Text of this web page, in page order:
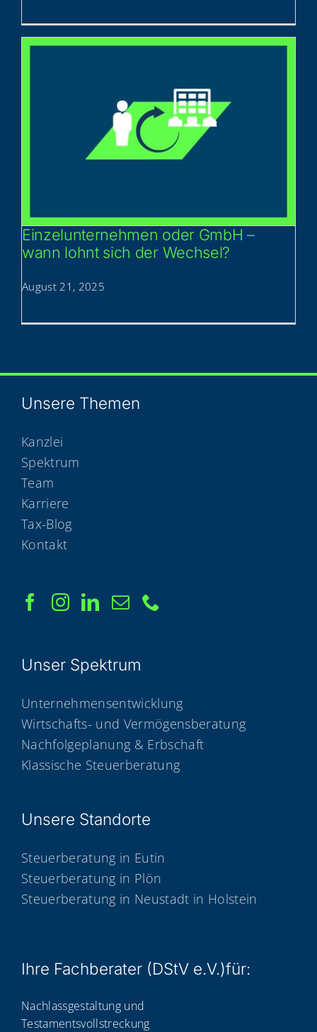
Ein­zel­un­ter­neh­men oder GmbH –
wann lohnt sich der Wechsel?
August 21, 2025
Unse­re Themen
Kanzlei
Spektrum
Team
Karriere
Tax-Blog
Kontakt
Unser Spek­trum
Unternehmensentwicklung
Wirtschafts- und Vermögensberatung
Nachfolgeplanung & Erbschaft
Klassische Steuerberatung
Unse­re Standorte
Steuerberatung in Eutin
Steuerberatung in Plön
Steuerberatung in Neustadt in Holstein
Ihre Fach­be­ra­ter (DStV e.V.)für:
Nachlassgestaltung und
Testamentsvollstreckung